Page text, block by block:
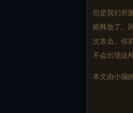
但是我们所
能释放了。
次攻击。你
不会出现这
本文由小编